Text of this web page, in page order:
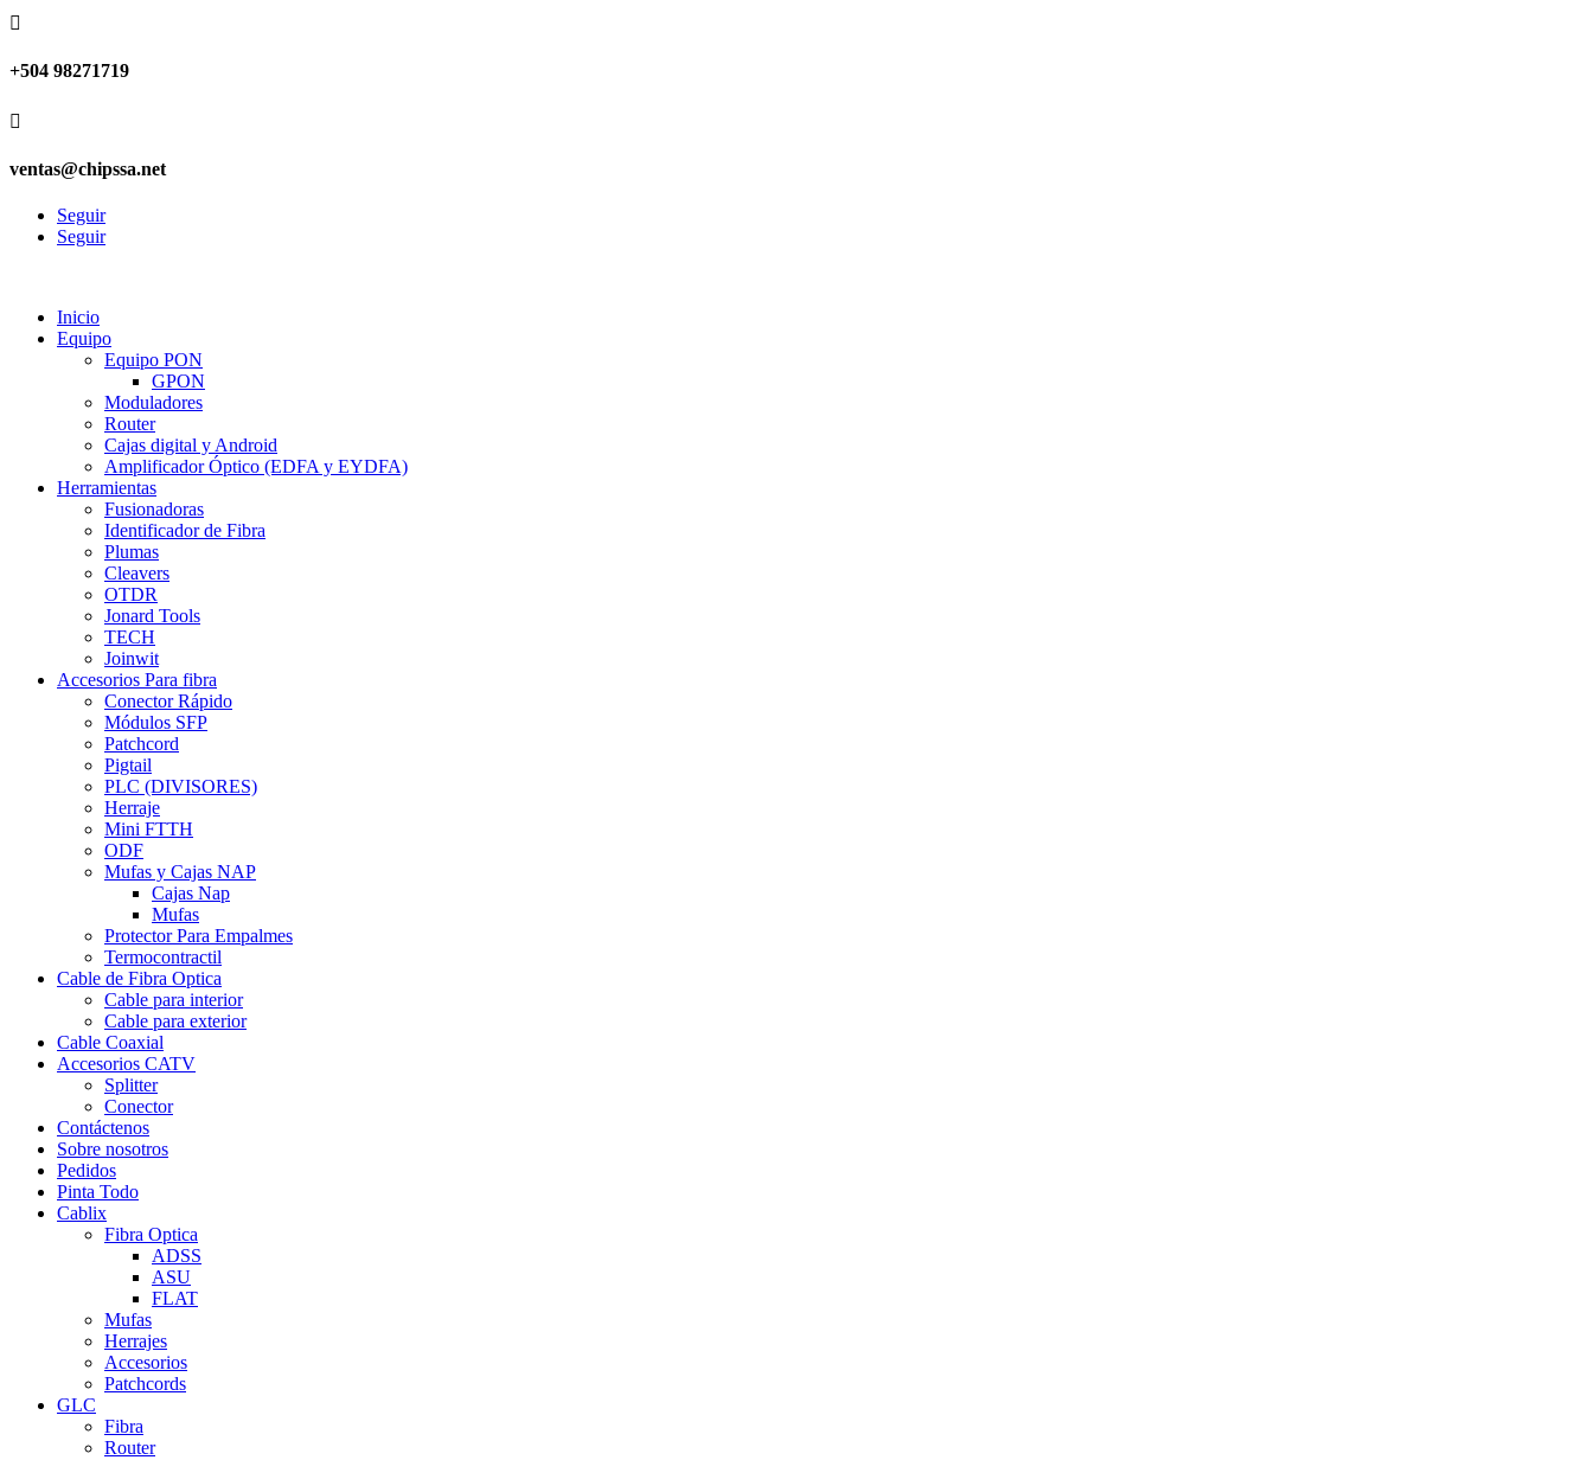

+504 98271719

ventas@chipssa.net
Seguir
Seguir
Inicio
Equipo
Equipo PON
GPON
Moduladores
Router
Cajas digital y Android
Amplificador Óptico (EDFA y EYDFA)
Herramientas
Fusionadoras
Identificador de Fibra
Plumas
Cleavers
OTDR
Jonard Tools
TECH
Joinwit
Accesorios Para fibra
Conector Rápido
Módulos SFP
Patchcord
Pigtail
PLC (DIVISORES)
Herraje
Mini FTTH
ODF
Mufas y Cajas NAP
Cajas Nap
Mufas
Protector Para Empalmes
Termocontractil
Cable de Fibra Optica
Cable para interior
Cable para exterior
Cable Coaxial
Accesorios CATV
Splitter
Conector
Contáctenos
Sobre nosotros
Pedidos
Pinta Todo
Cablix
Fibra Optica
ADSS
ASU
FLAT
Mufas
Herrajes
Accesorios
Patchcords
GLC
Fibra
Router